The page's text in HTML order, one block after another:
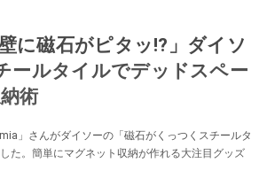
に磁石がピタッ!?」ダイソ
ールタイルでデッドスペー
術
」さんがダイソーの「磁石がくっつくスチールタ
た。簡単にマグネット収納が作れる大注目グッズ